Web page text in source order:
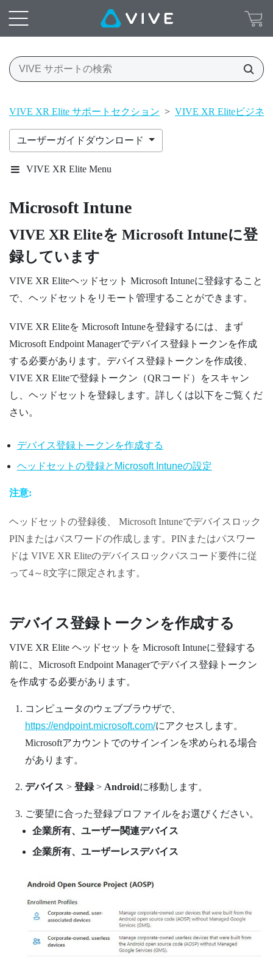
VIVE XR Elite サポートセクション > VIVE XR Eliteビジネ
ユーザーガイドダウンロード
VIVE XR Elite Menu
Microsoft Intune
VIVE XR Eliteを Microsoft Intuneに登
録しています
VIVE XR Eliteヘッドセット Microsoft Intuneに登録すること
で、ヘッドセットをリモート管理することができます。
VIVE XR Eliteを Microsoft Intuneを登録するには、まず
Microsoft Endpoint Managerでデバイス登録トークンを作成
する必要があります。デバイス登録トークンを作成後、
VIVE XR Eliteで登録トークン（QRコード）をスキャン
し、ヘッドセットを登録します。詳しくは以下をご覧くだ
さい。
デバイス登録トークンを作成する
ヘッドセットの登録と Microsoft Intuneの設定
注意:
ヘッドセットの登録後、 Microsoft Intuneでデバイスロック
PINまたはパスワードの作成します。PINまたはパスワー
ドは VIVE XR Eliteのデバイスロックパスコード要件に従
って4～8文字に限定されます。
デバイス登録トークンを作成する
VIVE XR Elite ヘッドセットを Microsoft Intuneに登録する
前に、Microsoft Endpoint Managerでデバイス登録トークン
を作成する必要があります。
コンピュータのウェブブラウザで、
https://endpoint.microsoft.com/にアクセスします。
Microsoftアカウントでのサインインを求められる場合
があります。
デバイス > 登録> Androidに移動します。
ご要望に合った登録プロファイルをお選びください。
企業所有、ユーザー関連デバイス
企業所有、ユーザーレスデバイス